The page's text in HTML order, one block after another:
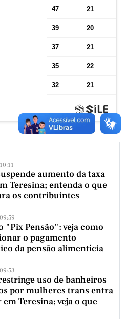
aumento da taxa
Teresina; entenda o que
os contribuintes
"Pix Pensão": veja como
o pagamento
da pensão alimentícia
uso de banheiros
por mulheres trans entra
Teresina; veja o que